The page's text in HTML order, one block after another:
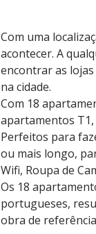
Com uma
acontecer. A
encontrar as
na cidade.
Com 18
apartamentos
Perfeitos para
ou mais longo,
Wifi, Roupa de
Os 18
portugueses,
obra de